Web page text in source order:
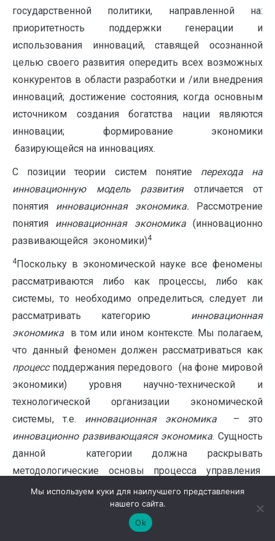
государственной политики, направленной на:
приоритетность поддержки генерации и
использования инноваций, ставящей осознанной
целью своего развития опередить всех возможных
конкурентов в области разработки и /или внедрения
инноваций; достижение состояния, когда основным
источником создания богатства нации являются
инновации; формирование экономики
базирующейся на инновациях.
С позиции теории систем понятие перехода на
инновационную модель развития отличается от
понятия инновационная экономика. Рассмотрение
понятия инновационная экономика(инновационно
развивающейся экономики)4
4Поскольку в экономической науке все феномены
рассматриваются либо как процессы, либо как
системы, то необходимо определиться, следует ли
рассматривать категорию инновационная
экономика
в том или ином контексте. Мы полагаем,
что данный феномен должен рассматриваться как
процессподдержания передового (на фоне мировой
экономики) уровня научно-технической и
технологической организации экономической
системы, т.е. инновационная экономика
– это
инновационно развивающаяся экономика. Сущность
данной категории должна раскрывать
методологические основы процесса управления
инновационным развитием ТЭС, характеристика —
, позволяет сделать вывод,
что – это особый тип экономики, сложившейся
Мы используем куки для наилучшего представления
нашего сайта.
Ok